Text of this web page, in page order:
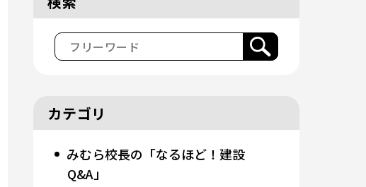
カテゴリ
みむら校長の「なるほど！建設
Q&A」